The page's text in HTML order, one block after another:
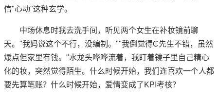
信"心动"这种玄学。
中场休息时我去洗手间，听见两个女生在补妆镜前聊
天。"我妈说这个不行，没编制。""我倒觉得C先生不错，虽然
矮点但家里有钱。"水龙头哗哗流着，我盯着镜子里自己精心
化的妆，突然觉得陌生。什么时候开始，我们连喜欢一个人都
要先算笔账？什么时候开始，爱情变成了KPI考核？